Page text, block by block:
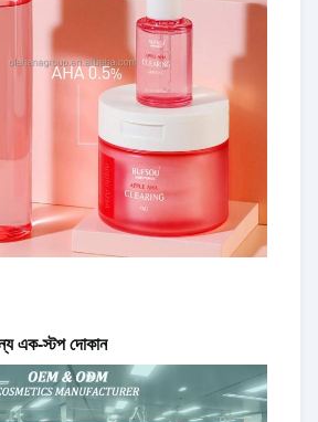
এক-স্টপ দোকান